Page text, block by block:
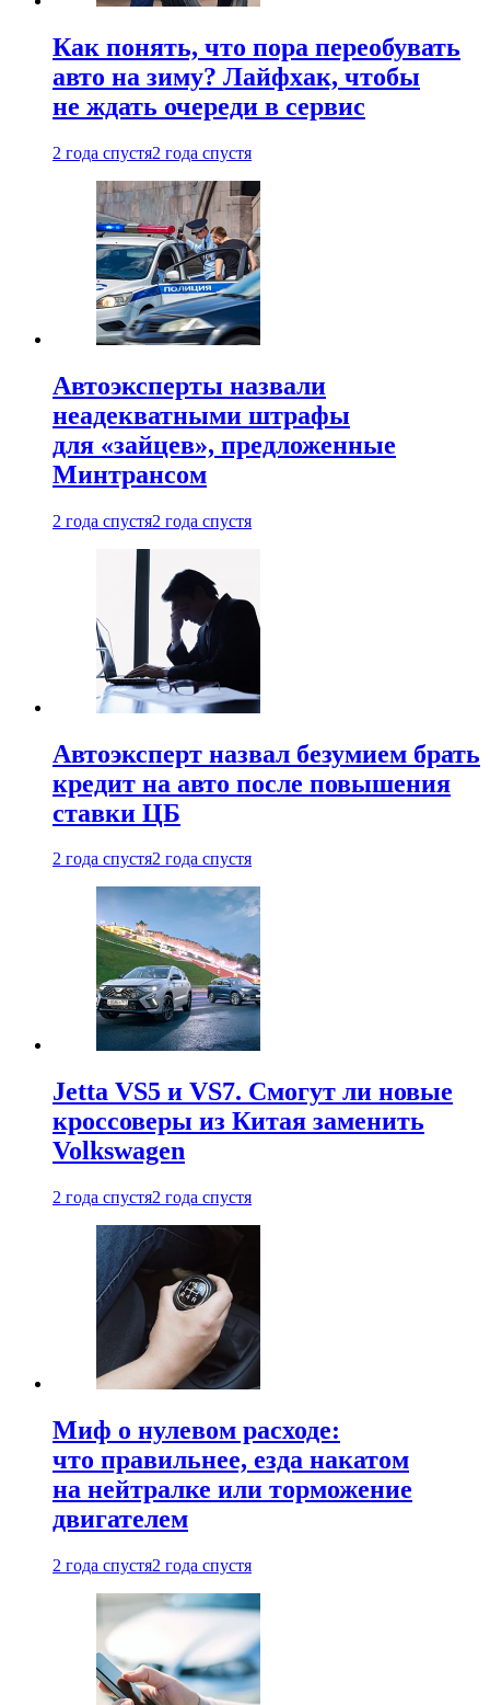
Как понять, что пора переобувать
авто на зиму? Лайфхак, чтобы
не ждать очереди в сервис
2 года спустя2 года спустя
Автоэксперты назвали
неадекватными штрафы
для «зайцев», предложенные
Минтрансом
2 года спустя2 года спустя
Автоэксперт назвал безумием брать
кредит на авто после повышения
ставки ЦБ
2 года спустя2 года спустя
Jetta VS5 и VS7. Смогут ли новые
кроссоверы из Китая заменить
Volkswagen
2 года спустя2 года спустя
Миф о нулевом расходе:
что правильнее, езда накатом
на нейтралке или торможение
двигателем
2 года спустя2 года спустя